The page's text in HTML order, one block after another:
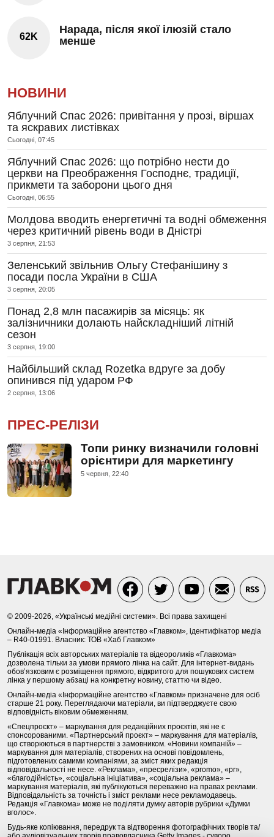
62K
Нарада, після якої ілюзій стало
менше
НОВИНИ
Яблучний Спас 2026: привітання у прозі, віршах
та яскравих листівках
Сьогодні, 07:45
Яблучний Спас 2026: що потрібно нести до
церкви на Преображення Господнє, традиції,
прикмети та заборони цього дня
Сьогодні, 06:55
Молдова вводить енергетичні та водні обмеження
через критичний рівень води в Дністрі
3 серпня, 21:53
Зеленський звільнив Ольгу Стефанішину з
посади посла України в США
3 серпня, 20:05
Понад 2,8 млн пасажирів за місяць: як
залізничники долають найскладніший літній
сезон
3 серпня, 19:00
Найбільший склад Rozetka вдруге за добу
опинився під ударом РФ
2 серпня, 13:06
ПРЕС-РЕЛІЗИ
Топи ринку визначили головні
орієнтири для маркетингу
5 червня, 22:40
© 2009-2026, «Українські медійні системи». Всі права захищені
Онлайн-медіа «Інформаційне агентство «Главком», ідентифікатор медіа
– R40-01991. Власник: ТОВ «Хаб Главком»
Публікація всіх авторських матеріалів та відеороликів «Главкома»
дозволена тільки за умови прямого лінка на сайт. Для інтернет-видань
обов’язковим є розміщення прямого, відкритого для пошукових систем
лінка у першому абзаці на конкретну новину, статтю чи відео.
Онлайн-медіа «Інформаційне агентство «Главком» призначене для осіб
старше 21 року. Переглядаючи матеріали, ви підтверджуєте свою
відповідність віковим обмеженням.
«Спецпроєкт» – маркування для редакційних проєктів, які не є
спонсорованими. «Партнерський проєкт» – маркування для матеріалів,
що створюються в партнерстві з замовником. «Новини компаній» –
маркування для матеріалів, створених на основі повідомлень,
підготовлених самими компаніями, за зміст яких редакція
відповідальності не несе. «Реклама», «пресрелізи», «promo», «pr»,
«благодійність», «соціальна ініціатива», «соціальна реклама» –
маркування матеріалів, які публікуються переважно на правах реклами.
Відповідальність за точність і зміст реклами несе рекламодавець.
Редакція «Главкома» може не поділяти думку авторів рубрики «Думки
вголос».
Будь-яке копіювання, передрук та відтворення фотографічних творів та/